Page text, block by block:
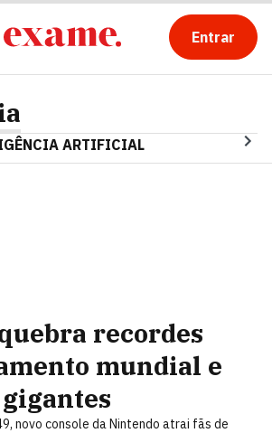
Entrar
ARTIFICIAL
recordes
mundial e
novo console da Nintendo atrai fãs de